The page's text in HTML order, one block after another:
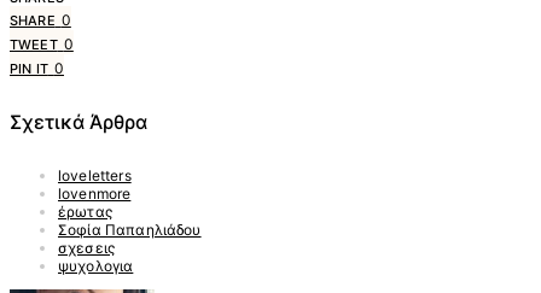
SHARE 0
TWEET 0
PIN IT 0
Σχετικά Άρθρα
loveletters
lovenmore
έρωτας
Σοφία Παπαηλιάδου
σχεσεις
ψυχολογια